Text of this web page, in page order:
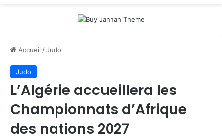
Accueil /Judo
Judo
L’Algérie accueillera les
Championnats d’Afrique
des nations 2027